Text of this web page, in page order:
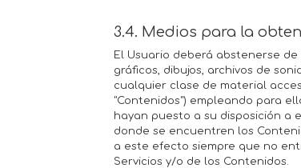
3.4. Medios para la
El Usuario deberá abstenerse
gráficos, dibujos, archivos de
cualquier clase de material
"Contenidos") empleando para
hayan puesto a su disposición a
donde se encuentren los
a este efecto siempre que no
Servicios y/o de los Contenidos.